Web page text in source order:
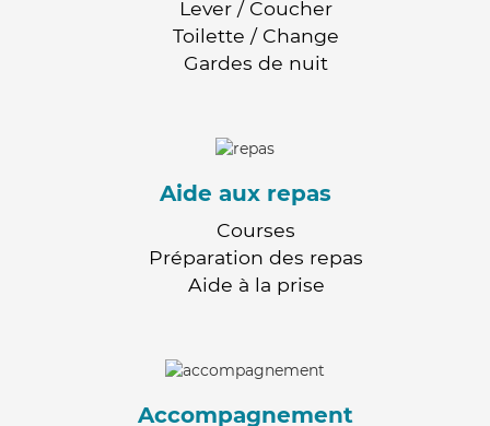
Lever / Coucher
Toilette / Change
Gardes de nuit
Aide aux repas
Courses
Préparation des repas
Aide à la prise
Accompagnement